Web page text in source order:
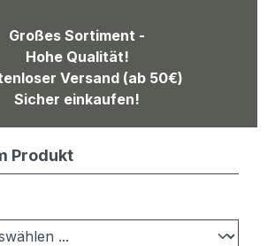
Großes Sortiment -
Hohe Qualität!
Versand (ab 50€)
Sicher einkaufen!
Produkt